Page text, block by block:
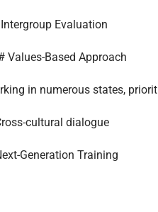
Evaluation
Values-Based Approach
in numerous states,
cultural dialogue
Generation Training